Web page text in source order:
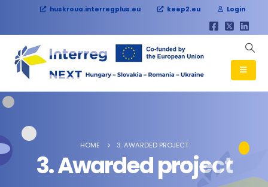
huskroua.interregplus.eu keep2.eu Login
HOME 3. AWARDED PROJECT
3. Awarded project